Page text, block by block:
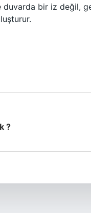
duvarda bir iz değil,
?